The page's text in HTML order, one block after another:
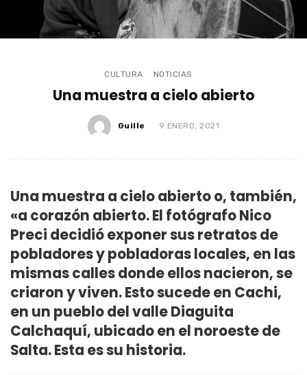
CULTURA NOTICIAS
Una muestra a cielo abierto
Guille 9 ENERO, 2021
Una muestra a cielo abierto o, también,
«a corazón abierto. El fotógrafo Nico
Preci decidió exponer sus retratos de
pobladores y pobladoras locales, en las
mismas calles donde ellos nacieron, se
criaron y viven. Esto sucede en Cachi,
en un pueblo del valle Diaguita
Calchaquí, ubicado en el noroeste de
Salta. Esta es su historia.